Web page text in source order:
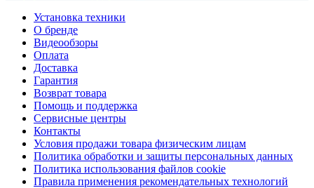
Установка техники
О бренде
Видеообзоры
Оплата
Доставка
Гарантия
Возврат товара
Помощь и поддержка
Сервисные центры
Контакты
Условия продажи товара физическим лицам
Политика обработки и защиты персональных данных
Политика использования файлов cookie
Правила применения рекомендательных технологий